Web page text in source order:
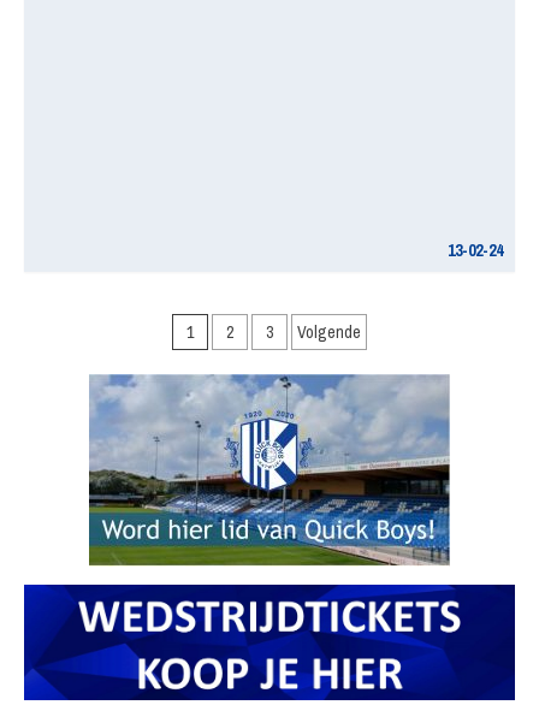
13-02-24
Berichten
paginering
1 2 3 Volgende